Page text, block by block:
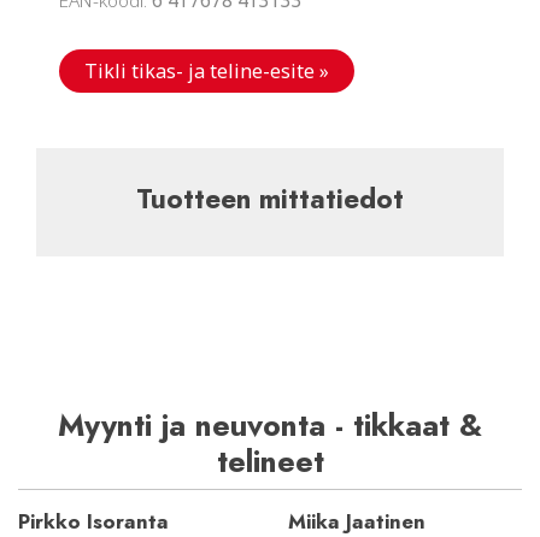
Tikli tikas- ja teline-esite »
Tuotteen mittatiedot
Myynti ja neuvonta - tikkaat &
telineet
Pirkko Isoranta Miika Jaatinen